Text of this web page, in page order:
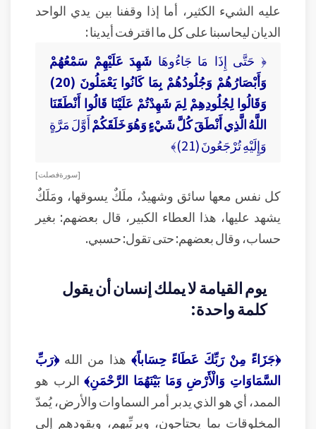
عليه الشيء الكثير، أما إذا وقفنا بين يدي الواحد
الديان ليحاسبنا على كل ما اقترفت أيدينا :
﴿ حَتَّى إِذَا مَا جَاءُوهَا شَهِدَ عَلَيْهِمْ سَمْعُهُمْ
وَأَبْصَارُهُمْ وَجُلُودُهُمْ بِمَا كَانُوا يَعْمَلُونَ (20)
وَقَالُوا لِجُلُودِهِمْ لِمَ شَهِدْتُمْ عَلَيْنَا قَالُوا أَنْطَقَنَا
اللَّهُ الَّذِي أَنْطَقَ كُلَّ شَيْءٍ وَهُوَ خَلَقَكُمْأَوَّلَ مَرَّةٍ
وَإِلَيْهِ تُرْجَعُونَ (21)﴾
[ سورة فصلت ]
كل نفس معها سائق وشهيدٌ، ملَكٌ يسوقها، ومَلَكٌ
يشهد عليها، هذا العطاء الكبير، قال بعضهم: بغير
حساب، وقال بعضهم: حتى تقول: حسبي.
يوم القيامة لا يملك إنسان أن يقول
كلمة واحدة:
﴿جَزَاءً مِنْ رَبِّكَ عَطَاءً حِسَاباً﴾ هذا من الله ﴿رَبِّ
السَّمَاوَاتِ وَالْأَرْضِ وَمَا بَيْنَهُمَا الرَّحْمَنِ﴾ الرب هو
الممد، أي هو الذي يدبر أمر السماوات والأرض، يُمدّ
المخلوقات بما يحتاجون، ويربِّيهم، ويقودهم إلى